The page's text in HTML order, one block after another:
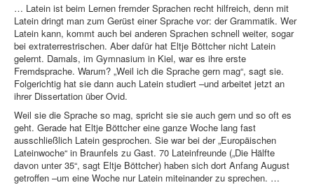
… Latein ist beim Lernen fremder Sprachen recht hilfreich, denn mit
Latein dringt man zum Gerüst einer Sprache vor: der Grammatik. Wer
Latein kann, kommt auch bei anderen Sprachen schnell weiter, sogar
bei extraterrestrischen. Aber dafür hat Eltje Böttcher nicht Latein
gelernt. Damals, im Gymnasium in Kiel, war es ihre erste
Fremdsprache. Warum? „Weil ich die Sprache gern mag“, sagt sie.
Folgerichtig hat sie dann auch Latein studiert –und arbeitet jetzt an
ihrer Dissertation über Ovid.
Weil sie die Sprache so mag, spricht sie sie auch gern und so oft es
geht. Gerade hat Eltje Böttcher eine ganze Woche lang fast
ausschließlich Latein gesprochen. Sie war bei der „Europäischen
Lateinwoche“ in Braunfels zu Gast. 70 Lateinfreunde („Die Hälfte
davon unter 35“, sagt Eltje Böttcher) haben sich dort Anfang August
getroffen –um eine Woche nur Latein miteinander zu sprechen. …